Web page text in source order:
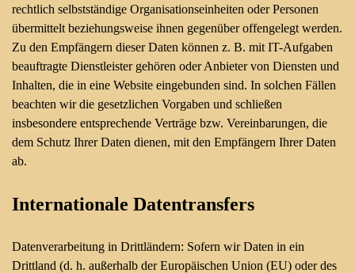
rechtlich selbstständige Organisationseinheiten oder Personen
übermittelt beziehungsweise ihnen gegenüber offengelegt werden.
Zu den Empfängern dieser Daten können z. B. mit IT-Aufgaben
beauftragte Dienstleister gehören oder Anbieter von Diensten und
Inhalten, die in eine Website eingebunden sind. In solchen Fällen
beachten wir die gesetzlichen Vorgaben und schließen
insbesondere entsprechende Verträge bzw. Vereinbarungen, die
dem Schutz Ihrer Daten dienen, mit den Empfängern Ihrer Daten
ab.
Internationale Datentransfers
Datenverarbeitung in Drittländern: Sofern wir Daten in ein
Drittland (d. h. außerhalb der Europäischen Union (EU) oder des